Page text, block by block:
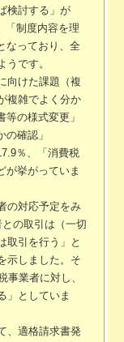
検討する」が
「制度内容を理
なっており、全
です。
向けた課題（複
複雑でよく分か
の様式変更」
確認」
％、「消費税
が挙がっていま
の対応予定をみ
の取引は（一切
取引を行う」と
示しました。そ
事業者に対し、
」としていま
、適格請求書発